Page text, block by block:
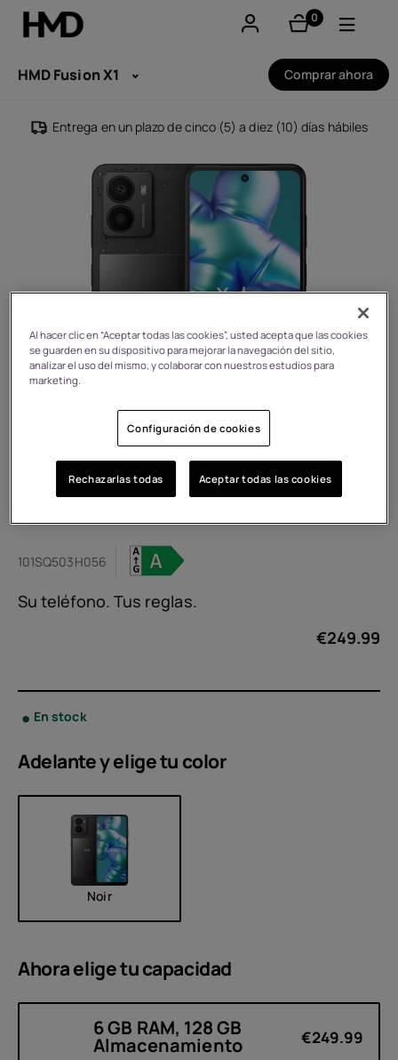
0
Artículos
Smartphones
Teléfonos clásicos
Accesorios
Ofertas
HMD Fusion X1 Comprar ahora
Entrega en un plazo de cinco (5) a diez (10) días hábiles
HMD Fusion X1
101SQ503H056
Su teléfono. Tus reglas.
€249.99
En stock
Adelante y elige tu color
Noir
Ahora elige tucapacidad
6 GB RAM, 128 GB
Almacenamiento €249.99
Al hacer clic en “Aceptar todas las cookies”, usted acepta que las cookies
se guarden en su dispositivo para mejorar la navegación del sitio,
analizar el uso del mismo, y colaborar con nuestros estudios para
marketing.
Configuración de cookies
Rechazarlas todas Aceptar todas las cookies